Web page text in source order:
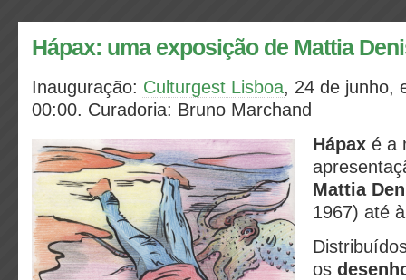
Hápax: uma exposição de Mattia
Inauguração: Culturgest Lisboa, 24 de junho,
00:00. Curadoria: Bruno Marchand
Hápax é a
Mattia
1967) até
os